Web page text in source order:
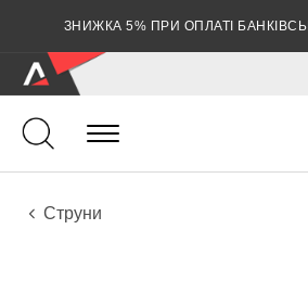
ЗНИЖКА 5% ПРИ ОПЛАТІ
Гітари
Електро інструменти
Аксесуари
Струни